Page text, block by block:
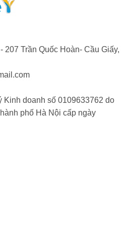
hình điện thoại
hư cổ cáp
là một bộ phận quan trọng và
cáp màn hình bị hỏng thường
Việc hiểu rõ các nguyên
sẽ giúp bạn chủ động phòng
hỏng ở cổ cáp. Điều này
lý do sau:
207 Trần Quốc Hoàn- Cầu Giấy,
doanh số 0109633762 do
phố Hà Nội cấp ngày